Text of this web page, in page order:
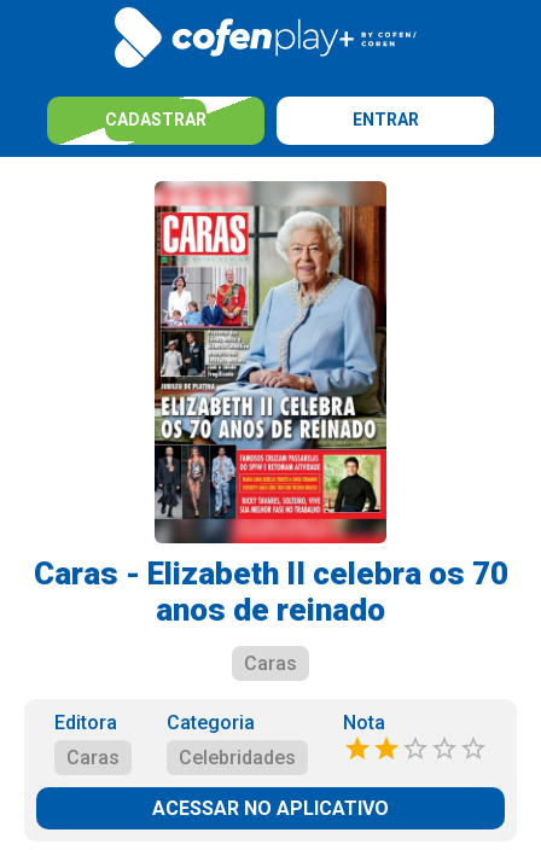
CADASTRAR ENTRAR
Caras - Elizabeth II celebra os 70
anos de reinado
Caras
Editora
Caras
Categoria
Celebridades
Nota
ACESSAR NO APLICATIVO